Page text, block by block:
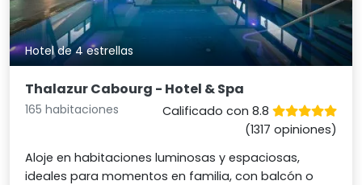
Hotel de 4 estrellas
Thalazur Cabourg - Hotel & Spa
165 habitaciones
Calificado con 8.8
(1317 opiniones)
Aloje en habitaciones luminosas y espaciosas,
ideales para momentos en familia, con balcón o